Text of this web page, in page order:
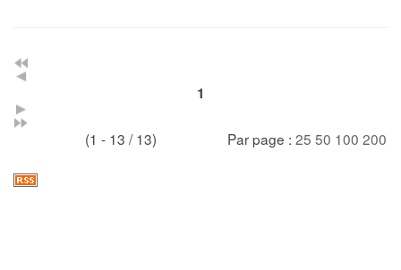
1
(1 - 13 / 13) Par page : 25 50 100 200